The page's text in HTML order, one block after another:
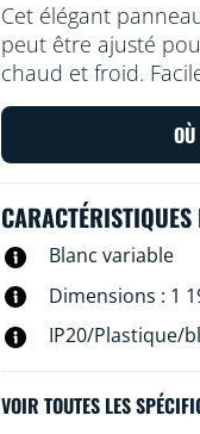
Cet élégant
peut être ajusté
chaud et froid.
variation de
bien dans une
Blanc variable
Dimensions : 1
IP20/Plastique/
VOIR TOUTES LES